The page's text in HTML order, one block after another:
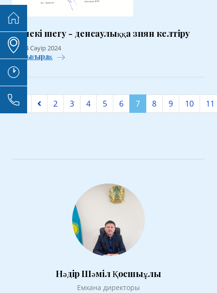
Темекі шегу - денсаулыққа зиян келтіру
Бс, 04 Сәуір 2024
Толығырақ
2 3 4 5 6 7 8 9 10 11
Нәдір Шәміл Қосшыұлы
Емхана директоры